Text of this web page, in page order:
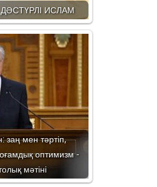
ИСЛАМ
заң мен тәртіп,
оптимизм -
мәтіні